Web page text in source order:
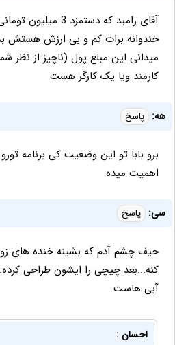
آقای رامبد که
خندوانه برات کم و بی ارزش هستش
میدانی این مبلغ پول (ناچیز از نظر
کارمند ویا یک کارگر هست
هه: پاسخ
برو بابا تو این وضعیت کی برنامه
اهمیت میده
سی: پاسخ
حیف چشم آدم که بشینه خنده های
کنه...بعد چیچی را ایشون طراحی
آبی هاست
احسان :